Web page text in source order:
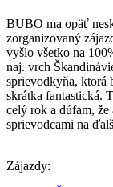
BUBO ma opäť
zorganizovaný
vyšlo všetko na
naj. vrch
sprievodkyňa, ktorá
skrátka fantastická.
celý rok a dúfam,
sprievodcami na
Zájazdy: